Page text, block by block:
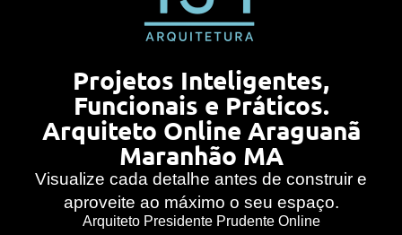
Projetos Inteligentes,
Funcionais e Práticos.
Arquiteto Online Araguanã
Maranhão MA
Visualize cada detalhe antes de construir e
aproveite ao máximo o seu espaço.
Arquiteto Presidente Prudente Online